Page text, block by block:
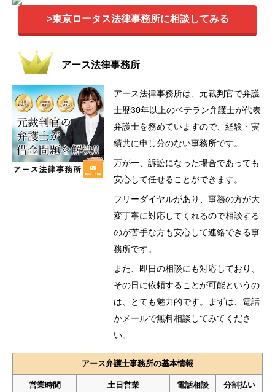
>東京ロータス法律事務所に相談してみる
アース法律事務所
アース法律事務所は、元裁判官で弁護
士歴30年以上のベテラン弁護士が代表
弁護士を務めていますので、経験・実
績共に申し分のない事務所です。
万が一、訴訟になった場合であっても
安心して任せることができます。
フリーダイヤルがあり、事務の方が大
変丁寧に対応してくれるので相談する
のが苦手な方も安心して連絡できる事
務所です。
また、即日の相談にも対応しており、
その日に依頼することが可能というの
は、とても魅力的です。まずは、電話
かメールで無料相談してみてくださ
い。
アース弁護士事務所の基本情報
営業時間 土日営業 電話相談 分割払い